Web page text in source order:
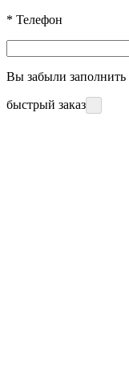
* Телефон
Вы забыли заполнить
быстрый заказ